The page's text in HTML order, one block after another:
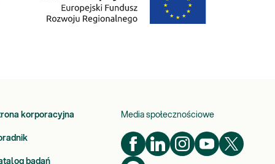
korporacyjna
badań
Media społecznościowe